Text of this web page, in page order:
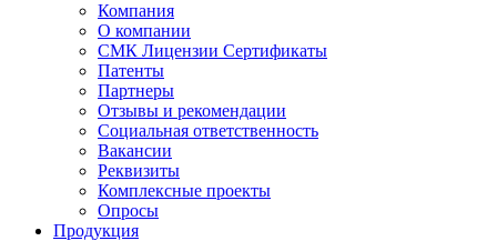
Компания
О компании
СМК Лицензии Сертификаты
Патенты
Партнеры
Отзывы и рекомендации
Социальная ответственность
Вакансии
Реквизиты
Комплексные проекты
Опросы
Продукция